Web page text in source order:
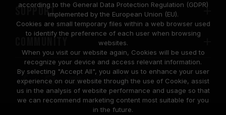
SUPPORT
COMMUNITY
according to the General Data Protection Regulation (GDPR)
implemented by the European Union (EU).
Cookies are small temporary files within a web browser used
to identify the preference of each user when browsing
websites.
When you visit our website again, Cookies will be used to
recognize your device and access relevant information.
By selecting "Accept All", you allow us to enhance your user
experience on our website through the use of Cookie, assist
us in the analysis of website performance and usage so that
we can recommend marketing content most suitable for you
in the future.